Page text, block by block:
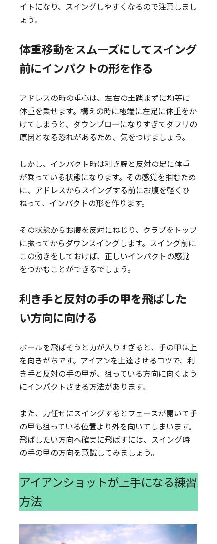
イトになり、スイングしやすくなるので注意しまし
ょう。
体重移動をスムーズにしてスイング
前にインパクトの形を作る
アドレスの時の重心は、左右の土踏まずに均等に
体重を乗せます。構えの時に極端に左足に体重をか
けてしまうと、ダウンブローになりすぎてダフリの
原因となる恐れがあるため、気をつけましょう。
しかし、インパクト時は利き腕と反対の足に体重
が乗っている状態になります。その感覚を掴むため
に、アドレスからスイングする前にお腹を軽くひ
ねって、インパクトの形を作ります。
その状態からお腹を反対にねじり、クラブをトップ
に振ってからダウンスイングします。スイング前に
この動きをしておけば、正しいインパクトの感覚
をつかむことができるでしょう。
利き手と反対の手の甲を飛ばした
い方向に向ける
ボールを飛ばそうと力が入りすぎると、手の甲は上
を向きがちです。アイアンを上達させるコツで、利
き手と反対の手の甲が、狙っている方向に向くよう
にインパクトさせる方法があります。
また、力任せにスイングするとフェースが開いて手
の甲も狙っている位置より外を向いてしまいます。
飛ばしたい方向へ確実に飛ばすには、スイング時
の手の甲の方向を意識してみましょう。
アイアンショットが上手になる練習
方法